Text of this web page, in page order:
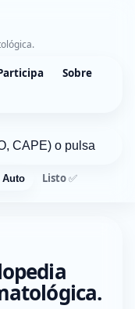
Sobre
Auto Listo ✅